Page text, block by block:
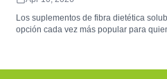
Los suplementos de fibra dietética
opción cada vez más popular para